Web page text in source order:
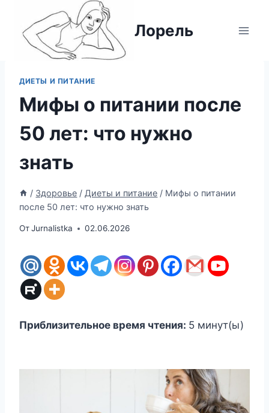
содержимому
Лорель
ДИЕТЫ И ПИТАНИЕ
Мифы о питании после
50 лет: что нужно
знать
/ Здоровье / Диеты и питание / Мифы о питании
после 50 лет: что нужно знать
ОтJurnalistka 02.06.2026
Приблизительное время чтения: 5 минут(ы)